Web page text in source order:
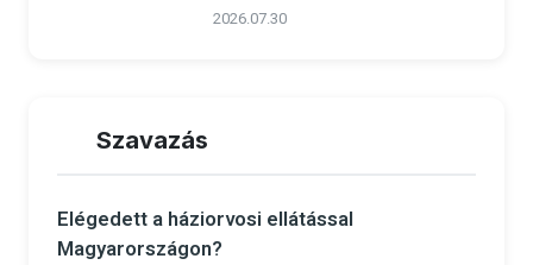
2026.07.30
Szavazás
Elégedett a háziorvosi ellátással
Magyarországon?